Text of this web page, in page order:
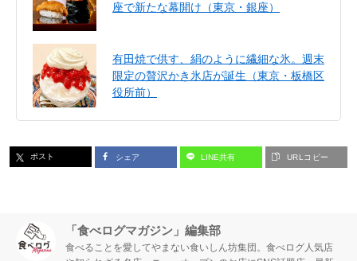
座で新たな幕開け（東京・銀座）
有田焼で供す、絹のように繊細な氷。週末
限定の贅沢かき氷店が誕生（東京・板橋区
役所前）
ポスト シェア LINE共有 URLコピー
「食べログマガジン」編集部
食べることを愛してやまない食いしん坊集団。食べログ人気店